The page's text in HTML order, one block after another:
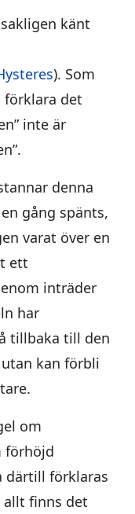
känt
). Som
förklara det
inte är
denna
gång spänts,
varat över en
ett
inträder
har
tillbaka till den
kan förbli
om
förhöjd
därtill förklaras
finns det